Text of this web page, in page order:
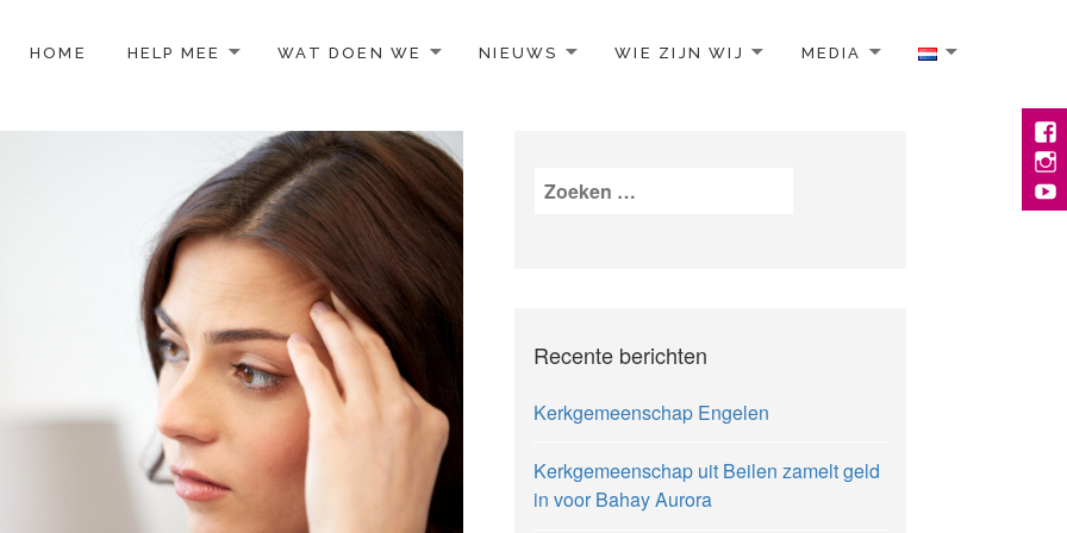
HOME HELP MEE WAT DOEN WE NIEUWS WIE ZIJN WIJ MEDIA
Zoeken
naar:
Recente berichten
Kerkgemeenschap Engelen
Kerkgemeenschap uit Beilen zamelt geld
in voor Bahay Aurora